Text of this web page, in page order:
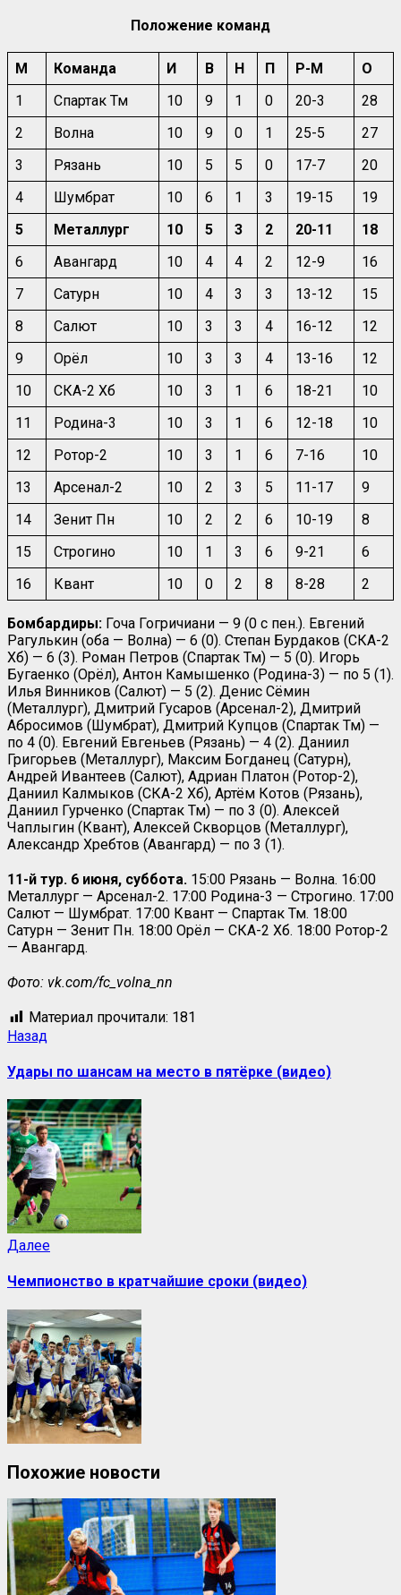
Положение команд
М Команда И В Н П Р-М
О
1
Спартак Тм 10 9 1 0 20-3
28
2
Волна 10 9 0 1 25-5
27
3
Рязань 10 5 5 0 17-7
20
4
Шумбрат 10 6 1 3 19-15
19
5
Металлург 10 5 3 2 20-11
18
6
Авангард 10 4 4 2 12-9
16
7
Сатурн 10 4 3 3 13-12
15
8
Салют 10 3 3 4 16-12
12
9
Орёл 10 3 3 4 13-16
12
10
СКА-2 Хб 10 3 1 6 18-21
10
11
Родина-3 10 3 1 6 12-18
10
12
Ротор-2 10 3 1 6 7-16
10
13
Арсенал-2 10 2 3 5 11-17
9
14
Зенит Пн 10 2 2 6 10-19
8
15
Строгино 10 1 3 6 9-21
6
16
Квант 10 0 2 8 8-28 2
Бомбардиры: Гоча Гогричиани — 9 (0 с пен.). Евгений
Рагулькин (оба — Волна) — 6 (0). Степан Бурдаков (СКА-2
Хб) — 6 (3). Роман Петров (Спартак Тм) — 5 (0). Игорь
Бугаенко (Орёл), Антон Камышенко (Родина-3) — по 5 (1).
Илья Винников (Салют) — 5 (2). Денис Сёмин
(Металлург), Дмитрий Гусаров (Арсенал-2), Дмитрий
Абросимов (Шумбрат), Дмитрий Купцов (Спартак Тм) —
по 4 (0). Евгений Евгеньев (Рязань) — 4 (2). Даниил
Григорьев (Металлург), Максим Богданец (Сатурн),
Андрей Ивантеев (Салют), Адриан Платон (Ротор-2),
Даниил Калмыков (СКА-2 Хб), Артём Котов (Рязань),
Даниил Гурченко (Спартак Тм) — по 3 (0). Алексей
Чаплыгин (Квант), Алексей Скворцов (Металлург),
Александр Хребтов (Авангард) — по 3 (1).
11-й тур. 6 июня, суббота. 15:00 Рязань — Волна. 16:00
Металлург — Арсенал-2. 17:00 Родина-3 — Строгино. 17:00
Салют — Шумбрат. 17:00 Квант — Спартак Тм. 18:00
Сатурн — Зенит Пн. 18:00 Орёл — СКА-2 Хб. 18:00 Ротор-2
— Авангард.
Фото: vk.com/fc_volna_nn
Материал прочитали: 181
Назад
Удары по шансам на место в пятёрке (видео)
Далее
Чемпионство в кратчайшие сроки (видео)
Похожие новости